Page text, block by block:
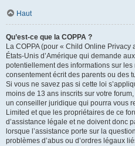
Haut
Qu’est-ce que la COPPA ?
La COPPA (pour « Child Online
États-Unis d’Amérique qui demande
potentiellement des informations sur
consentement écrit des parents ou des
Si vous ne savez pas si cette loi
moins de 13 ans inscrits sur votre
un conseiller juridique qui pourra vous
Limited et que les propriétaires de ce
d’assistance légale et ne doivent donc
lorsque l’assistance porte sur la
problèmes d’abus ou d’ordres légaux